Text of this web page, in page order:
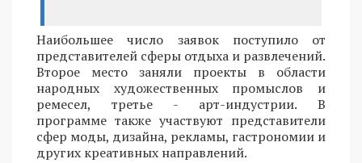
Наибольшее число заявок поступило от
представителей сферы отдыха и развлечений.
Второе место заняли проекты в области
народных художественных промыслов и
ремесел, третье - арт-индустрии. В
программе также участвуют представители
сфер моды, дизайна, рекламы, гастрономии и
других креативных направлений.